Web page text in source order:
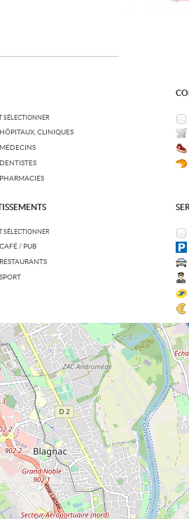
SÉLECTIONNER
HÔPITAUX, CLINIQUES
MÉDECINS
DENTISTES
PHARMACIES
SÉLECTIONNER
CAFÉ / PUB
RESTAURANTS
SPORT